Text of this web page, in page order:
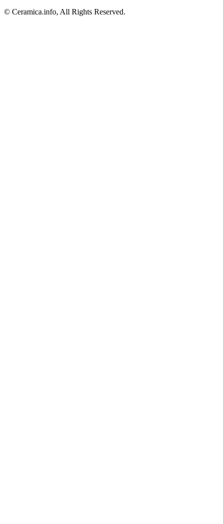
© Ceramica.info, All Rights Reserved.